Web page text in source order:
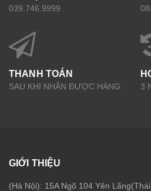
039.746.9999
THANH TOÁN
SAU KHI NHẬN ĐƯỢC HÀNG 3
GIỚI THIỆU
(Hà Nội): 15A Ngõ 104 Yên